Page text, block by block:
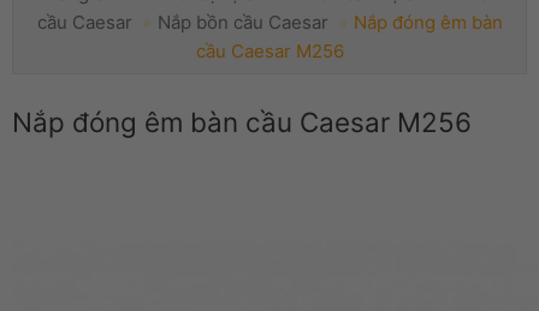
cầu Caesar » Nắp bồn cầu Caesar » Nắp đóng êm bàn
cầu Caesar M256
Nắp đóng êm bàn cầu Caesar M256